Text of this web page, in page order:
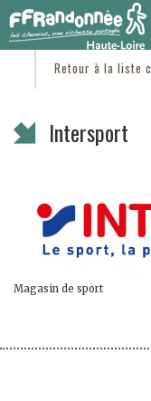
Vous êtes ici :Accueil/C'est
Retour à la liste
Intersport
Magasin de sport